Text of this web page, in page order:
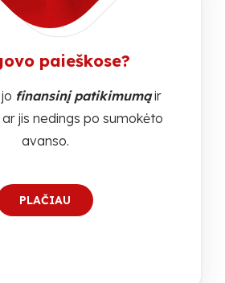
paieškose?
finansinį patikimumąir
jis nedings po sumokėto
avanso.
PLAČIAU